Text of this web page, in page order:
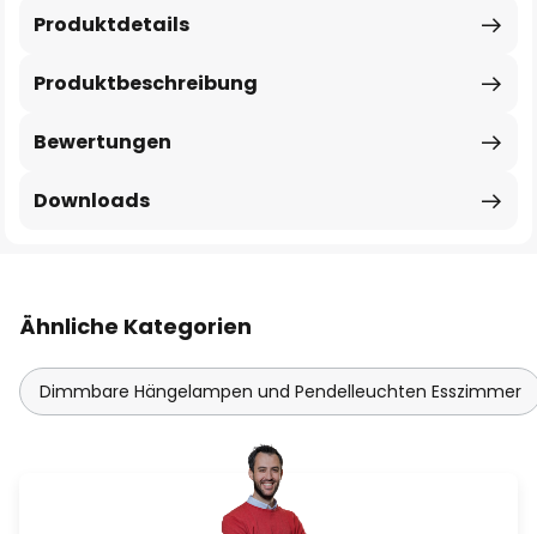
Produktbeschreibung
Produktdetails
Bewertungen
Downloads
Ähnliche Kategorien
Dimmbare Hängelampen und Pendelleuchten Esszimmer